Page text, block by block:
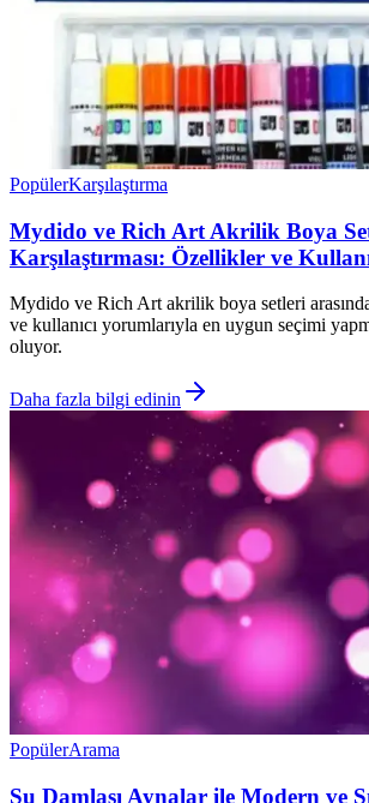
PopülerKarşılaştırma
Mydido ve Rich Art Akrilik Boya
Karşılaştırması: Özellikler ve
Mydido ve Rich Art akrilik boya setleri
ve kullanıcı yorumlarıyla en uygun seçimi
oluyor.
Daha fazla bilgi edinin
PopülerArama
Su Damlası Aynalar ile Modern ve